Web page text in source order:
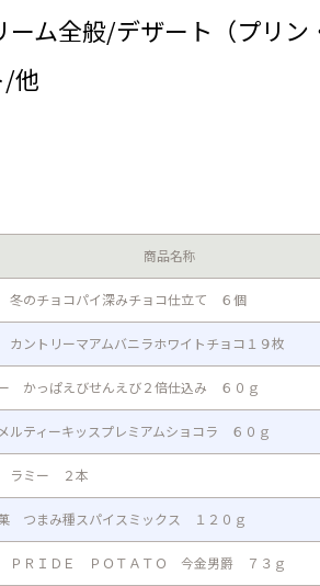
ム全般/デザート（プリン
/他
商品名称
冬のチョコパイ深みチョコ仕立て ６個
ントリーマアムバニラホワイトチョコ１９枚
かっぱえびせんえび２倍仕込み ６０ｇ
ティーキッスプレミアムショコラ ６０ｇ
ラミー ２本
つまみ種スパイスミックス １２０ｇ
ＰＲＩＤＥ ＰＯＴＡＴＯ 今金男爵 ７３ｇ